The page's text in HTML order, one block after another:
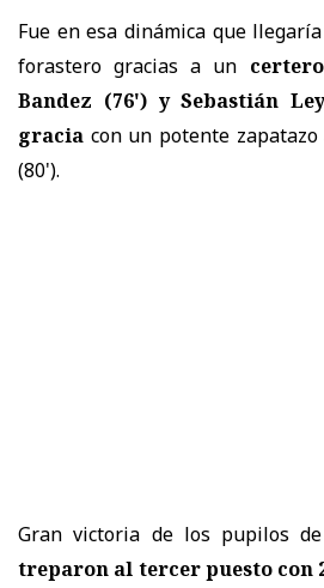
Fue en esa dinámica que
forastero gracias a un
Bandez (76') y Sebastián
gracia con un potente
(80').
Gran victoria de los pupilos
treparon al tercer puesto con